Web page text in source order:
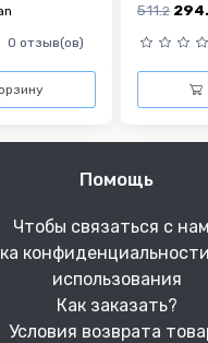
0 отзыв(ов)
511.2 294.
Помощь
Чтобы связаться с
использования
Как заказать?
Условия возврата